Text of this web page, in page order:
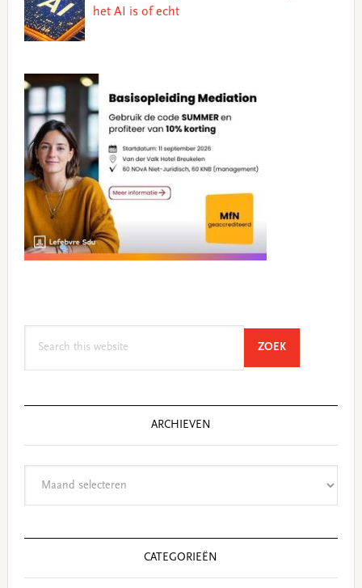
het AI is of echt
ZOEKSEARCH
ARCHIEVEN
CATEGORIEËN